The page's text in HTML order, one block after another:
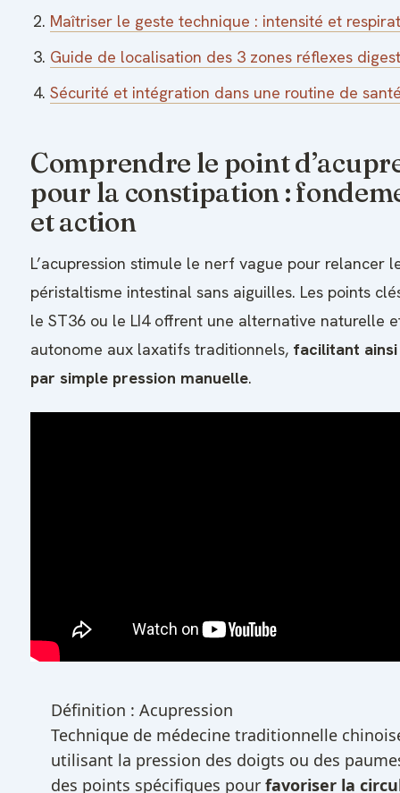
Maîtriser le geste technique : intensité et
Guide de localisation des 3 zones réflexes
Sécurité et intégration dans une routine de
Comprendre le point
pour la constipation :
et action
L’acupression stimule le nerf vague pour relancer
péristaltisme intestinal sans aiguilles. Les points
le ST36 ou le LI4 offrent une alternative naturelle
autonome aux laxatifs traditionnels, facilitant
par simple pression manuelle.
Définition : Acupression
Technique de médecine traditionnelle
utilisant la pression des doigts ou des
des points spécifiques pour favoriser la